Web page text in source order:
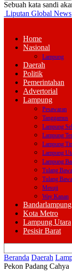
Sebuah kata sandi
Liputan Global News
Home
Nasional
Lampung
Daerah
Politik
Pemerintahan
Advertorial
Lampung
Pesawaran
Tanggamus
Lampung
Lampung
Lampung
Lampung
Lampung
Tulang
Tulang
Mesuji
Way Kanan
Bandarlampung
Kota Metro
Lampung Utara
Pesisir Barat
Beranda Daerah
Pekon Padang Cahya